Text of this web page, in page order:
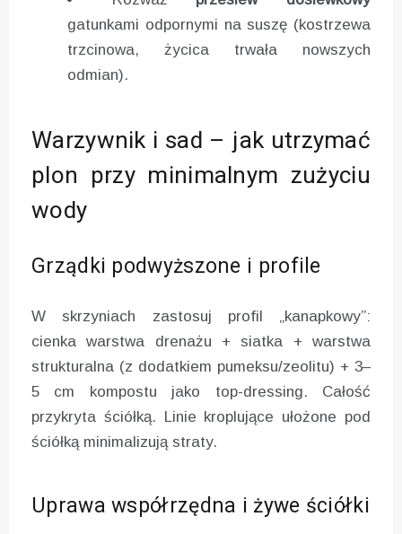
gatunkami odpornymi na suszę (kostrzewa
trzcinowa, życica trwała nowszych
odmian).
Warzywnik i sad – jak utrzymać
plon przy minimalnym zużyciu
wody
Grządki podwyższone i profile
W skrzyniach zastosuj profil „kanapkowy”:
cienka warstwa drenażu + siatka + warstwa
strukturalna (z dodatkiem pumeksu/zeolitu) + 3–
5 cm kompostu jako top-dressing. Całość
przykryta ściółką. Linie kroplujące ułożone pod
ściółką minimalizują straty.
Uprawa współrzędna i żywe ściółki